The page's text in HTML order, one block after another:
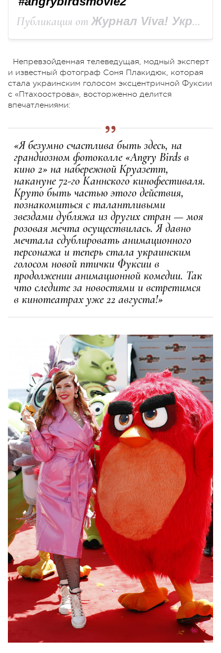
Публикация отЖурнал Viva! Украина, Viva.ua
Непревзойденная телеведущая, модный эксперт
и известный фотограф Соня Плакидюк, которая
стала украинским голосом эксцентричной Фуксии
с «Птахоострова», восторженно делится
впечатлениями:
«Я безумно счастлива быть здесь, на
грандиозном фотоколле «Angry Birds в
кино 2» на набережной Круазетт,
накануне 72-го Каннского кинофестиваля.
Круто быть частью этого действия,
познакомиться с талантливыми
звездами дубляжа из других стран — моя
розовая мечта осуществилась. Я давно
мечтала сдублировать анимационного
персонажа и теперь стала украинским
голосом новой птички Фуксии в
продолжении анимационной комедии. Так
что следите за новостями и встретимся
в кинотеатрах уже 22 августа!»